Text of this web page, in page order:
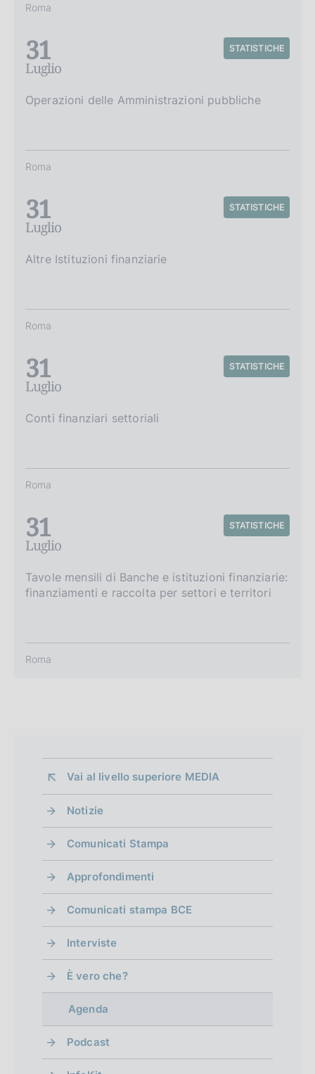
Roma
31
Luglio
STATISTICHE
Operazioni delle Amministrazioni pubbliche
Roma
31
Luglio
STATISTICHE
Altre Istituzioni finanziarie
Roma
31
Luglio
STATISTICHE
Conti finanziari settoriali
Roma
31
Luglio
STATISTICHE
Tavole mensili di Banche e istituzioni finanziarie:
finanziamenti e raccolta per settori e territori
Roma
Vai al livello superiore MEDIA
Notizie
Comunicati Stampa
Approfondimenti
Comunicati stampa BCE
Interviste
È vero che?
Agenda
Podcast